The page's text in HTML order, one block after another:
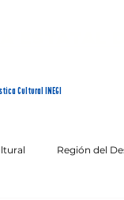
Cultural INEGI
Región del